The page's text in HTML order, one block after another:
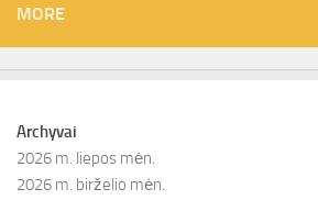
MORE
Archyvai
2026 m. liepos mėn.
2026 m. birželio mėn.